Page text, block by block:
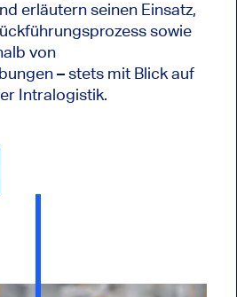
erläutern seinen Einsatz,
sowie
von
– stets mit Blick auf
Intralogistik.